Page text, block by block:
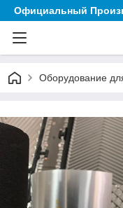
Официальный
Оборудование